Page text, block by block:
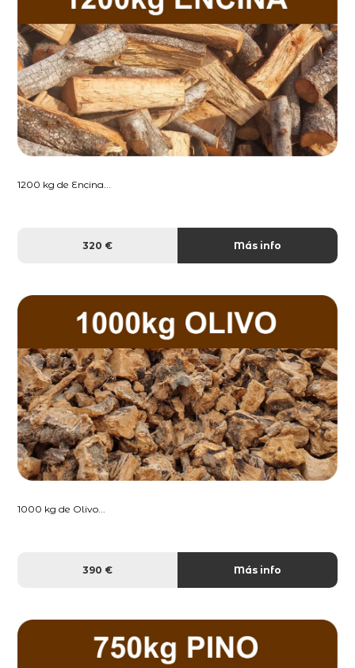
1200 kg de Encina...
320 € Más info
1000 kg de Olivo...
390 € Más info